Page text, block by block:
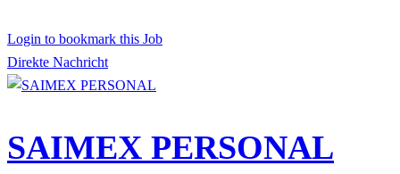
Login to bookmark this Job
Direkte Nachricht
SAIMEX PERSONAL